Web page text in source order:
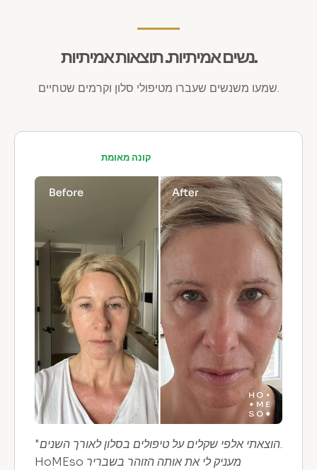
נשים אמיתיות. תוצאות אמיתיות.
שמעו משנשים שעברו מטיפולי סלון וקרמים שטחיים.
קונה מאומת
"הוצאתי אלפי שקלים על טיפולים בסלון לאורך השנים.
HoMEso מעניק לי את אותה הזוהר בשבריר